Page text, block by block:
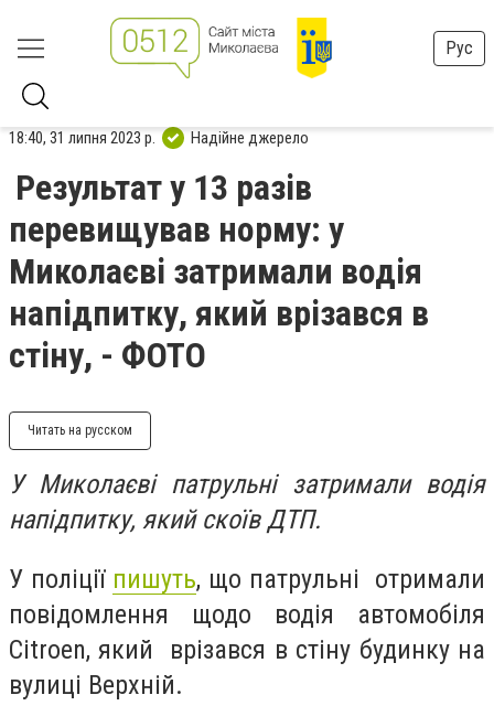
Рус
18:40, 31 липня 2023 р. Надійне джерело
Результат у 13 разів
перевищував норму: у
Миколаєві затримали водія
напідпитку, який врізався в
стіну, - ФОТО
Читать на русском
У Миколаєві патрульні затримали водія
напідпитку, який скоїв ДТП.
У поліції пишуть, що патрульні отримали
повідомлення щодо водія автомобіля
Citroen, який врізався в стіну будинку на
вулиці Верхній.